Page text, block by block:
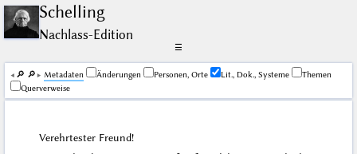
Schelling
Nachlass-Edition
☰
🔎︎ 🔎︎ Me­ta­da­ten Änderungen Personen, Orte Lit., Dok., Systeme
Themen
Querverweise
Verehrtester Freund!